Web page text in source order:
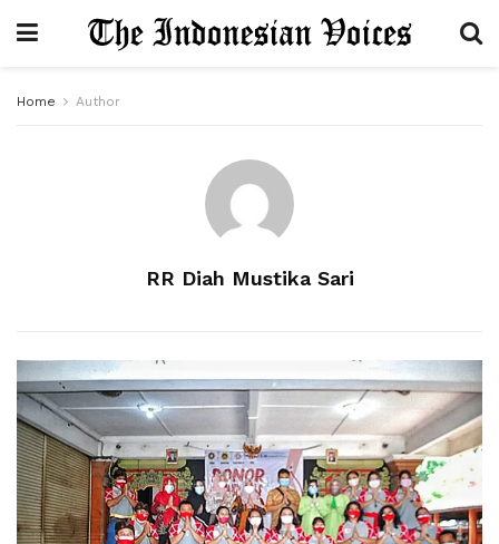
Home Author
RR Diah Mustika Sari